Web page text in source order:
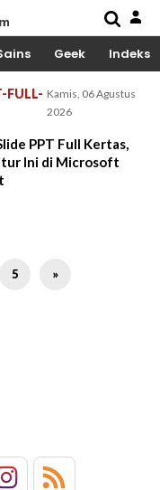
Geek Indeks
FULL- Kamis, 06 Agustus
2026
PPT Full Kertas,
Ini di Microsoft
5 »